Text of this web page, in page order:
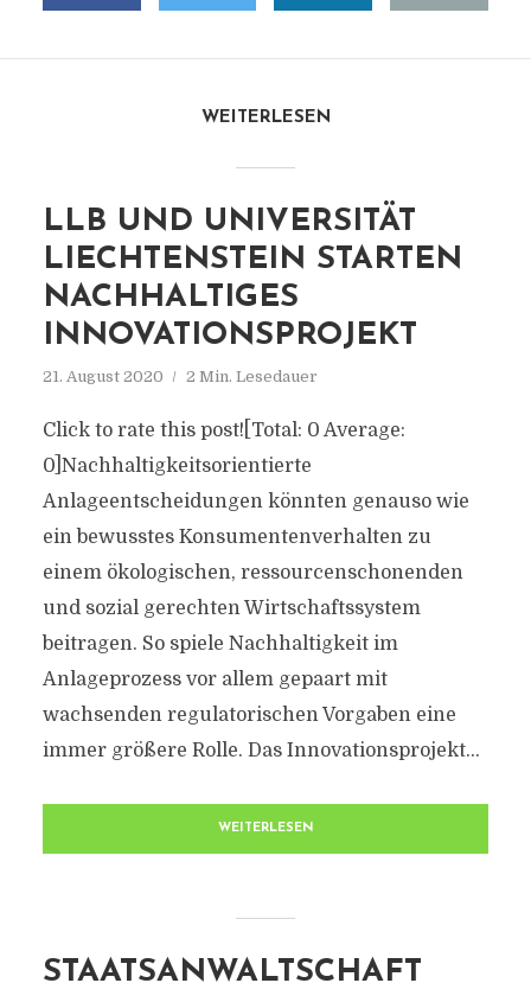
WEITERLESEN
LLB UND UNIVERSITÄT
LIECHTENSTEIN STARTEN
NACHHALTIGES
INNOVATIONSPROJEKT
21. August 2020 2 Min. Lesedauer
Click to rate this post![Total: 0 Average:
0]Nachhaltigkeitsorientierte
Anlageentscheidungen könnten genauso wie
ein bewusstes Konsumentenverhalten zu
einem ökologischen, ressourcenschonenden
und sozial gerechten Wirtschaftssystem
beitragen. So spiele Nachhaltigkeit im
Anlageprozess vor allem gepaart mit
wachsenden regulatorischen Vorgaben eine
immer größere Rolle. Das Innovationsprojekt...
WEITERLESEN
STAATSANWALTSCHAFT